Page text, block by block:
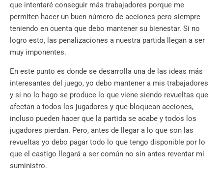
que intentaré conseguir más trabajadores porque me
permiten hacer un buen número de acciones pero siempre
teniendo en cuenta que debo mantener su bienestar. Si no
logro esto, las penalizaciones a nuestra partida llegan a ser
muy imponentes.
En este punto es donde se desarrolla una de las ideas más
interesantes del juego, yo debo mantener a mis trabajadores
y si no lo hago se produce lo que viene siendo revueltas que
afectan a todos los jugadores y que bloquean acciones,
incluso pueden hacer que la partida se acabe y todos los
jugadores pierdan. Pero, antes de llegar a lo que son las
revueltas yo debo pagar todo lo que tengo disponible por lo
que el castigo llegará a ser común no sin antes reventar mi
suministro.